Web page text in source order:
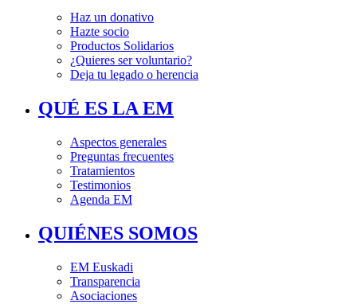
Haz un donativo
Hazte socio
Productos Solidarios
¿Quieres ser voluntario?
Deja tu legado o herencia
QUÉ ES LA EM
Aspectos generales
Preguntas frecuentes
Tratamientos
Testimonios
Agenda EM
QUIÉNES SOMOS
EM Euskadi
Transparencia
Asociaciones